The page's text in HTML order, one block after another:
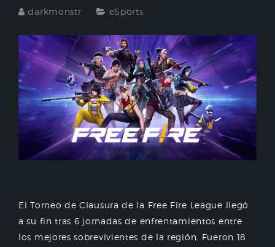
darkmonstr eSports
El Torneo de Clausura de la Free Fire League llegó
a su fin tras 6 jornadas de enfrentamientos entre
los mejores sobrevivientes de la región. Fueron 18